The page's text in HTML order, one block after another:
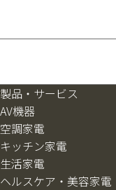
製品・サービス
AV機器
空調家電
キッチン家電
生活家電
ヘルスケア・美容家電